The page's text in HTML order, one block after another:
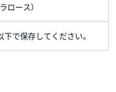
ロース）
で保存してください。